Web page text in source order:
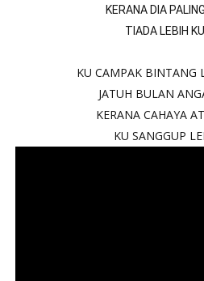
KERANA DIA
TIADA LEBIH
KU CAMPAK BINTANG
JATUH BULAN
KERANA CAHAYA
KU SANGGUP